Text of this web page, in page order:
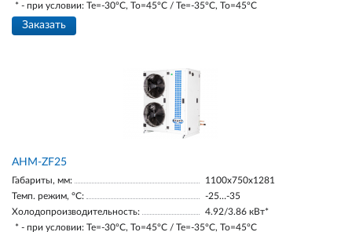
* - при условии: Te=-30ºC, To=45ºC / Te=-35ºC, To=45ºC
Заказать
AНM-ZF25
Габариты, мм:
1100х750х1281
Темп. режим, °С:
-25…-35
Холодопроизводительность:
4.92/3.86 кВт*
* - при условии: Te=-30ºC, To=45ºC / Te=-35ºC, To=45ºC